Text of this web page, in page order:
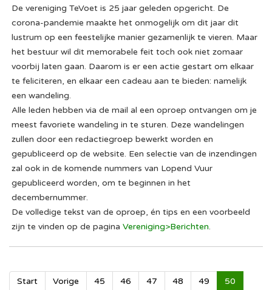
De vereniging TeVoet is 25 jaar geleden opgericht. De
corona-pandemie maakte het onmogelijk om dit jaar dit
lustrum op een feestelijke manier gezamenlijk te vieren. Maar
het bestuur wil dit memorabele feit toch ook niet zomaar
voorbij laten gaan. Daarom is er een actie gestart om elkaar
te feliciteren, en elkaar een cadeau aan te bieden: namelijk
een wandeling.
Alle leden hebben via de mail al een oproep ontvangen om je
meest favoriete wandeling in te sturen. Deze wandelingen
zullen door een redactiegroep bewerkt worden en
gepubliceerd op de website. Een selectie van de inzendingen
zal ook in de komende nummers van Lopend Vuur
gepubliceerd worden, om te beginnen in het
decembernummer.
De volledige tekst van de oproep, én tips en een voorbeeld
zijn te vinden op de pagina Vereniging>Berichten.
Start Vorige 45 46 47 48 49
50